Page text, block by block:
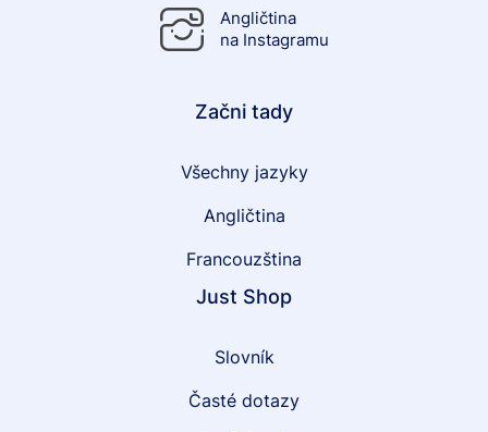
Angličtina
na Instagramu
Začni tady
Všechny jazyky
Angličtina
Francouzština
Just Shop
Slovník
Časté dotazy